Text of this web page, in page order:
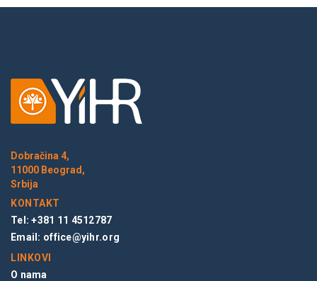
Dobračina 4,
11000 Beograd,
Srbija
KONTAKT
Tel: +381 11 4512787
Email: office@yihr.org
LINKOVI
O nama